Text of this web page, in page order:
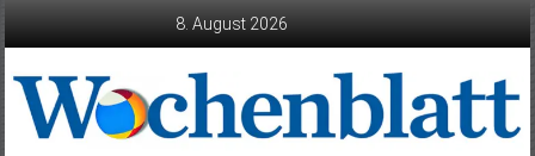
8. August 2026